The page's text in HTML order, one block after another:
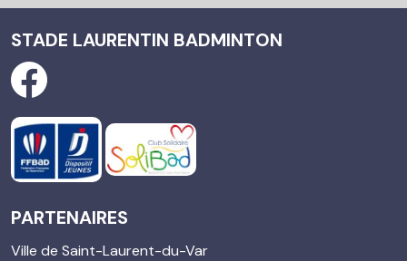
STADE LAURENTIN BADMINTON
PARTENAIRES
Ville de Saint-Laurent-du-Var